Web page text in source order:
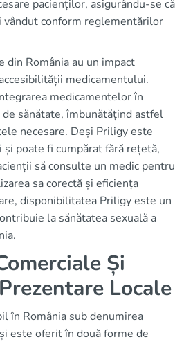
pacienților, asigurându-se că
vândut conform reglementărilor
din România au un impact
medicamentului.
medicamentelor în
sănătate, îmbunătățind astfel
necesare. Deși Priligy este
poate fi cumpărat fără rețetă,
să consulte un medic pentru
sa corectă și eficiența
disponibilitatea Priligy este un
la sănătatea sexuală a
Și
Locale
în România sub denumirea
este oferit în două forme de